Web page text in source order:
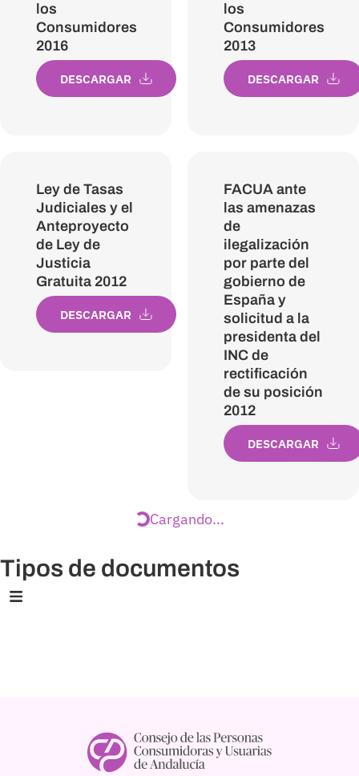
los
Consumidores
2016
DESCARGAR
los
Consumidores
2013
DESCARGAR
Ley de Tasas
Judiciales y el
Anteproyecto
de Ley de
Justicia
Gratuita 2012
DESCARGAR
FACUA ante
las amenazas
de
ilegalización
por parte del
gobierno de
España y
solicitud a la
presidenta del
INC de
rectificación
de su posición
2012
DESCARGAR
por la garantía
recursos